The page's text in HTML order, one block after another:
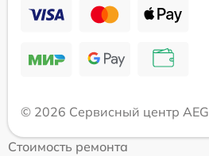
© 2026 Сервисный центр AEG
Стоимость ремонта